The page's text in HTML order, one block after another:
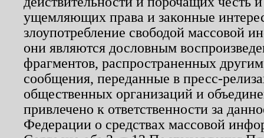
ущемляющих права и законные
злоупотребление свободой массовой
они являются дословным
фрагментов, распространенных
сообщения, переданные в пресс-
общественных организаций и
привлечено к ответственности за
Федерации о средствах массовой